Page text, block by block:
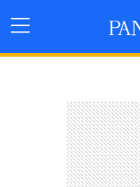
Menu
Principal